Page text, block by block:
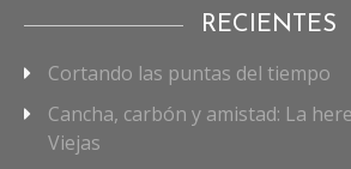
entradas
RECIENTES
Cortando las puntas del tiempo
Cancha, carbón y amistad: La
Viejas